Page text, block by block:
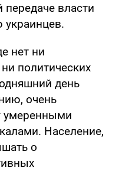
власти
нет ни
политических
день
очень
умеренными
Население,
о